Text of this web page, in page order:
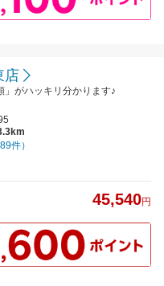
店
」がハッキリ分かります♪
89件）
45,540円